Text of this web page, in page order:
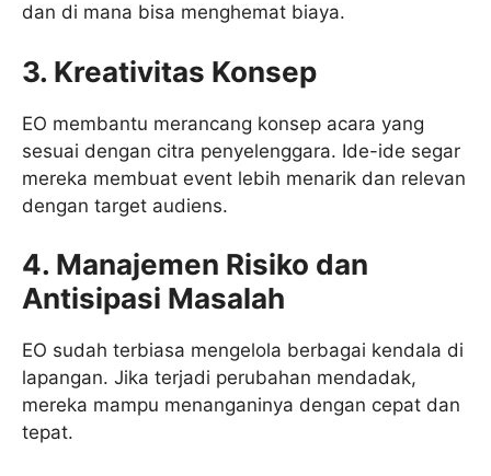
dan di mana bisa menghemat biaya.
3. Kreativitas Konsep
EO membantu merancang konsep acara yang
sesuai dengan citra penyelenggara. Ide-ide segar
mereka membuat event lebih menarik dan relevan
dengan target audiens.
4. Manajemen Risiko dan
Antisipasi Masalah
EO sudah terbiasa mengelola berbagai kendala di
lapangan. Jika terjadi perubahan mendadak,
mereka mampu menanganinya dengan cepat dan
tepat.